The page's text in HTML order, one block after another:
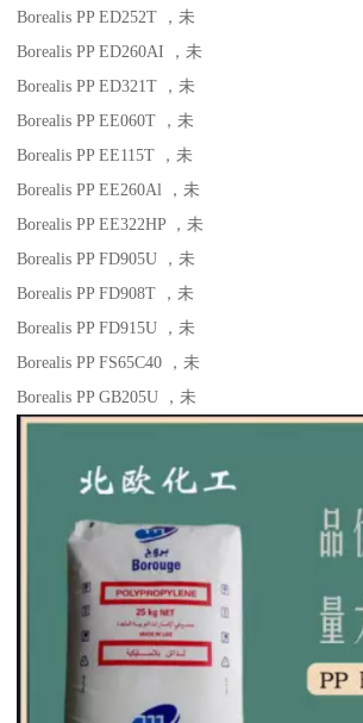
Borealis PP ED252T
，未
Borealis PP ED260AI
，未
Borealis PP ED321T
，未
Borealis PP EE060T
，未
Borealis PP EE115T
，未
Borealis PP EE260Al
，未
Borealis PP EE322HP
，未
Borealis PP FD905U
，未
Borealis PP FD908T
，未
Borealis PP FD915U
，未
Borealis PP FS65C40
，未
Borealis PP GB205U
，未